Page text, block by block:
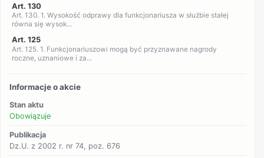
Art. 130
Art. 130. 1. Wysokość odprawy dla funkcjonariusza w służbie stałej
równa się wysok...
Art. 125
Art. 125. 1. Funkcjonariuszowi mogą być przyznawane nagrody
roczne, uznaniowe i za...
Informacje o akcie
Stan aktu
Obowiązuje
Publikacja
Dz.U. z 2002 r. nr 74, poz. 676